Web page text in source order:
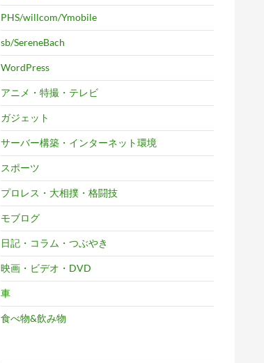
PHS/willcom/Ymobile
sb/SereneBach
WordPress
アニメ・特撮・テレビ
ガジェット
サーバー構築・インターネット環境
スポーツ
プロレス・大相撲・格闘技
モブログ
日記・コラム・つぶやき
映画・ビデオ・DVD
車
食べ物&飲み物